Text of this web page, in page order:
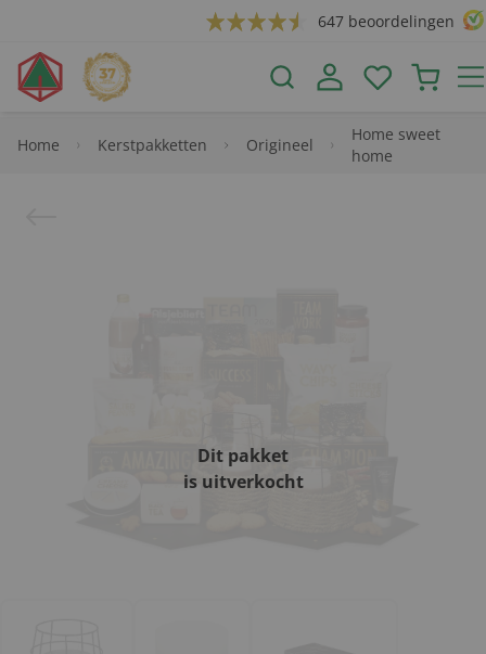
647 beoordelingen
Home Kerstpakketten Origineel
Home sweet
home
Dit pakket
is uitverkocht